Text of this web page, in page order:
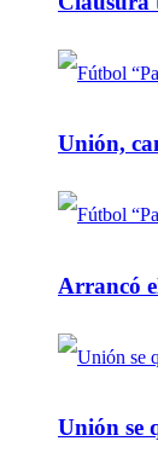
Unión,
Arrancó
Unión se